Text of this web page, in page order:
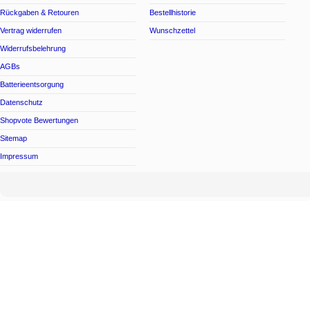
Rückgaben & Retouren
Vertrag widerrufen
Widerrufsbelehrung
AGBs
Batterieentsorgung
Datenschutz
Shopvote Bewertungen
Sitemap
Impressum
Bestellhistorie
Wunschzettel